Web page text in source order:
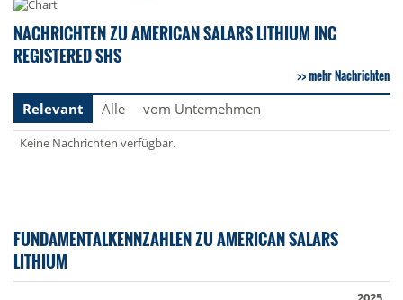
NACHRICHTEN ZU AMERICAN SALARS LITHIUM INC
REGISTERED SHS
mehr Nachrichten
Relevant
Alle vom Unternehmen
Keine Nachrichten verfügbar.
FUNDAMENTALKENNZAHLEN ZU AMERICAN SALARS
LITHIUM